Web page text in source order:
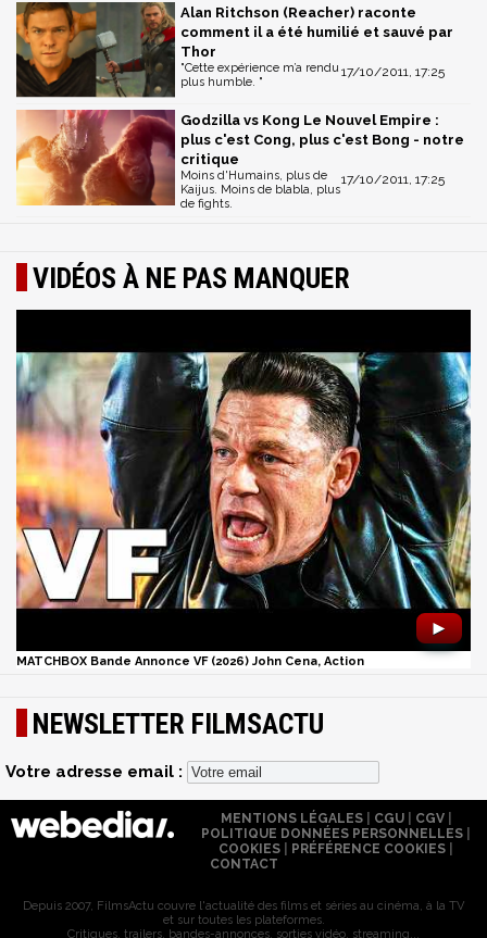
Alan Ritchson (Reacher) raconte
comment il a été humilié et sauvé par
Thor
17/10/2011, 17:25
"Cette expérience m’a rendu
plus humble. "
Godzilla vs Kong Le Nouvel Empire :
plus c'est Cong, plus c'est Bong - notre
critique
17/10/2011, 17:25
Moins d'Humains, plus de
Kaijus. Moins de blabla, plus
de fights.
VIDÉOS À NE PAS MANQUER
►
MATCHBOX Bande Annonce VF (2026) John Cena, Action
NEWSLETTER FILMSACTU
Votre adresse email :
MENTIONS LÉGALES| CGU| CGV|
POLITIQUE DONNÉES PERSONNELLES
COOKIES
PRÉFÉRENCE COOKIES
CONTACT
Depuis 2007, FilmsActu couvre l'actualité des films et séries au cinéma, à la TV
et sur toutes les plateformes.
Critiques, trailers, bandes-annonces, sorties vidéo, streaming...